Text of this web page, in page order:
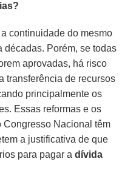
a continuidade do mesmo
décadas. Porém, se todas
aprovadas, há risco
transferência de recursos
principalmente os
Essas reformas e os
Congresso Nacional têm
a justificativa de que
para pagar adívida